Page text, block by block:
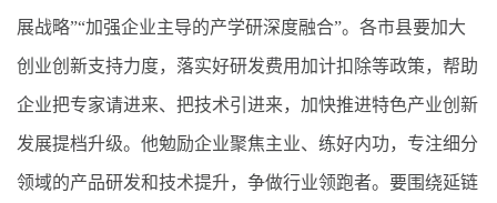
展战略”“加强企业主导的产学研深度融合”。各市县要加大
创业创新支持力度，落实好研发费用加计扣除等政策，帮助
企业把专家请进来、把技术引进来，加快推进特色产业创新
发展提档升级。他勉励企业聚焦主业、练好内功，专注细分
领域的产品研发和技术提升，争做行业领跑者。要围绕延链